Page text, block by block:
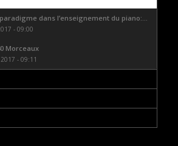
dans l’enseignement du piano:...
- 09:00
Morceaux
- 09:11